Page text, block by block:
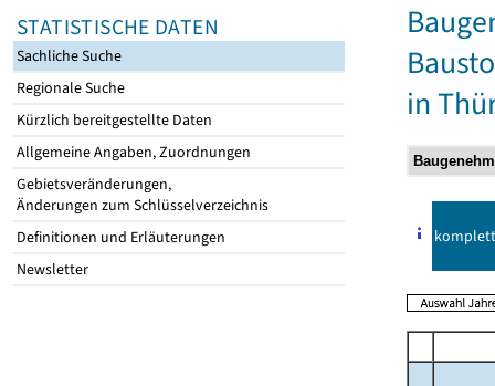
STATISTISCHE DATEN
Sachliche Suche
Regionale Suche
Kürzlich bereitgestellte Daten
Allgemeine Angaben, Zuordnungen
Gebietsveränderungen,
Änderungen zum Schlüsselverzeichnis
Definitionen und Erläuterungen
Newsletter
in
komplett